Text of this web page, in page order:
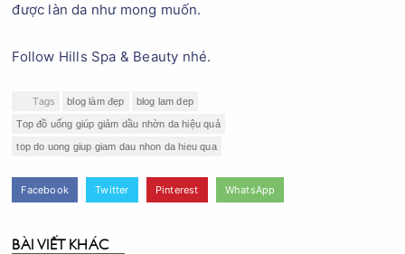
được làn da như mong muốn.
Follow Hills Spa & Beauty nhé.
Tags blog làm đẹp blog lam dep
Top đồ uống giúp giảm dầu nhờn da hiệu quả
top do uong giup giam dau nhon da hieu qua
Facebook Twitter Pinterest WhatsApp
BÀI VIẾT KHÁC